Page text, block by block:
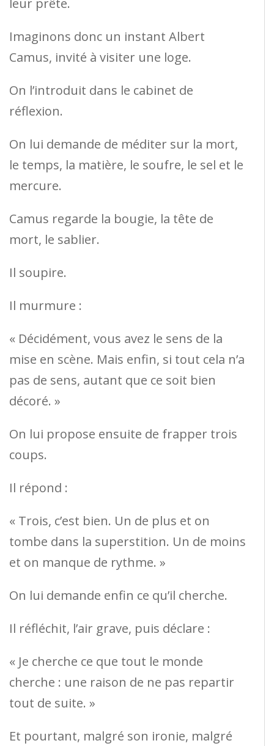
Imaginons donc un instant Albert
Camus, invité à visiter une loge.
On l’introduit dans le cabinet de
réflexion.
On lui demande de méditer sur la mort,
le temps, la matière, le soufre, le sel et le
mercure.
Camus regarde la bougie, la tête de
mort, le sablier.
Il soupire.
Il murmure :
« Décidément, vous avez le sens de la
mise en scène. Mais enfin, si tout cela n’a
pas de sens, autant que ce soit bien
décoré. »
On lui propose ensuite de frapper trois
coups.
Il répond :
« Trois, c’est bien. Un de plus et on
tombe dans la superstition. Un de moins
et on manque de rythme. »
On lui demande enfin ce qu’il cherche.
Il réfléchit, l’air grave, puis déclare :
« Je cherche ce que tout le monde
cherche : une raison de ne pas repartir
tout de suite. »
Et pourtant, malgré son ironie, malgré